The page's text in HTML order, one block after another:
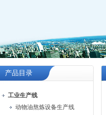
产品目录
工业生产线
动物油熬炼设备生产线